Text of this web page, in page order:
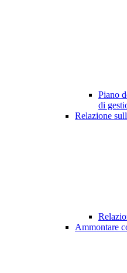
Piano
di
Relazione
Ammontare